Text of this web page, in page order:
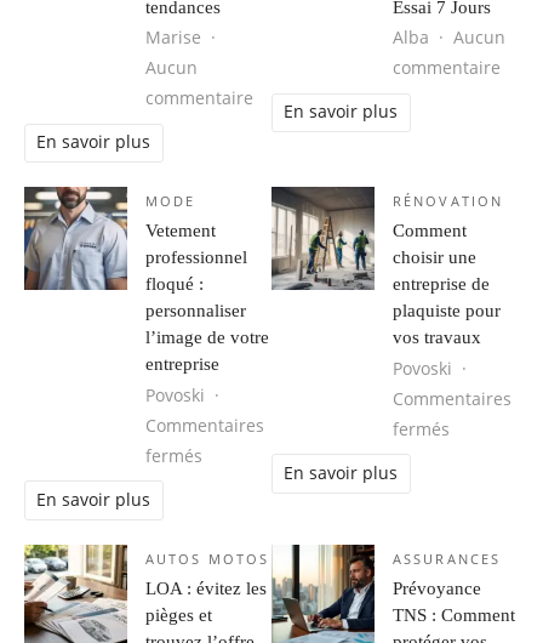
tendances
Marise
Aucun
commentaire
En savoir plus
Essai 7 Jours
Alba
Aucun
commentaire
En savoir plus
MODE
Vetement
professionnel
floqué :
personnaliser
l’image de votre
entreprise
Povoski
Commentaires
fermés
En savoir plus
RÉNOVATION
Comment
choisir une
entreprise de
plaquiste pour
vos travaux
Povoski
Commentaires
fermés
En savoir plus
AUTOS MOTOS
LOA : évitez les
pièges et
ASSURANCES
Prévoyance
TNS : Comment